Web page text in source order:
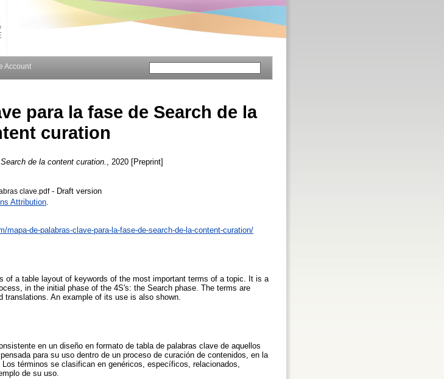
Account
para la fase de Search de la
curation
de la content curation. , 2020 [Preprint]
clave.pdf- Draft version
Attribution
mapa-de-palabras-clave-para-la-fase-de-search-de-la-content-curation/
of a table layout of keywords of the most important terms of a topic. It is a
in the initial phase of the 4S's: the Search phase. The terms are
An example of its use is also shown.
en un diseño en formato de tabla de palabras clave de aquellos
para su uso dentro de un proceso de curación de contenidos, en la
términos se clasifican en genéricos, específicos, relacionados,
de su uso.